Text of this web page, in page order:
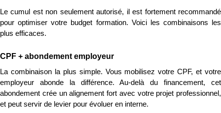
Le cumul est non seulement autorisé, il est fortement recommandé
pour optimiser votre budget formation. Voici les combinaisons les
plus efficaces.
CPF + abondement employeur
La combinaison la plus simple. Vous mobilisez votre CPF, et votre
employeur abonde la différence. Au-delà du financement, cet
abondement crée un alignement fort avec votre projet professionnel,
et peut servir de levier pour évoluer en interne.